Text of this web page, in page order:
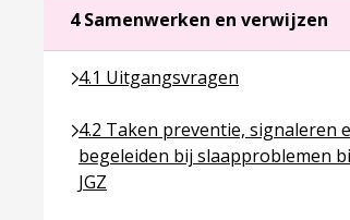
4 Samenwerken en verwijzen
4.1 Uitgangsvragen
Ga naar pagina over 4.1
4.2 Taken preventie, signaleren
begeleiden bij slaapproblemen
JGZ
Ga naar pagina over 4.2 Taken